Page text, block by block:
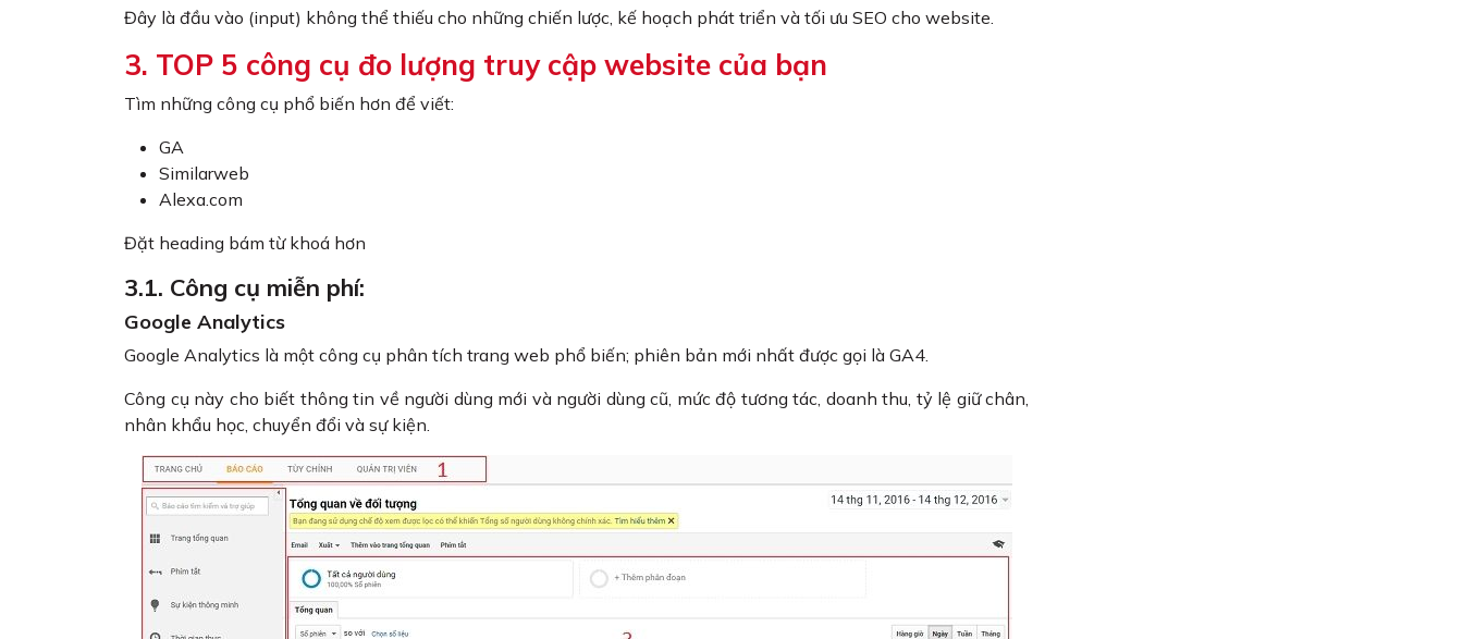
Đây là đầu vào (input) không thể thiếu cho những chiến lược, kế hoạch phát triển và tối ưu SEO cho website.
3. TOP 5 công cụ đo lượng truy cập website của bạn
Tìm những công cụ phổ biến hơn để viết:
GA
Similarweb
Alexa.com
Đặt heading bám từ khoá hơn
3.1. Công cụ miễn phí:
Google Analytics
Google Analytics là một công cụ phân tích trang web phổ biến; phiên bản mới nhất được gọi là GA4.
Công cụ này cho biết thông tin về người dùng mới và người dùng cũ, mức độ tương tác, doanh thu, tỷ lệ giữ chân,
nhân khẩu học, chuyển đổi và sự kiện.